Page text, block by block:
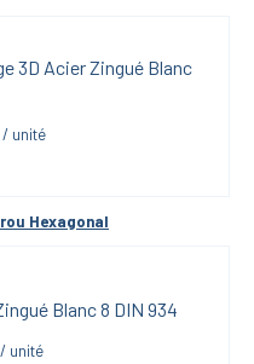
3D Acier Zingué Blanc
/ unité
Hexagonal
Blanc 8 DIN 934
/ unité